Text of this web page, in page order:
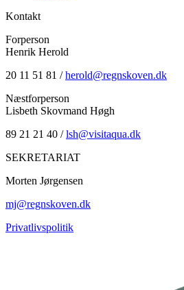
Kontakt
Forperson
Henrik Herold
20 11 51 81 /herold@regnskoven.dk
Næstforperson
Lisbeth Skovmand Høgh
89 21 21 40 /lsh@visitaqua.dk
SEKRETARIAT
Morten Jørgensen
mj@regnskoven.dk
Privatlivspolitik